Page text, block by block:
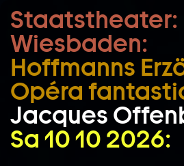
Zum Hauptinhalt springen
Zum Footer springen
Staatstheater:
Wiesbaden:
Hoffmanns
Opéra
Jacques
Sa 10 10 2026: